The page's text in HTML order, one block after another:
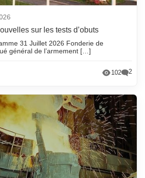
sur les tests d’obuts
31 Juillet 2026 Fonderie de
général de l’armement […]
102 2